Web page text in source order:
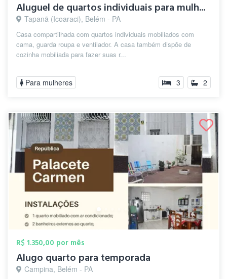
Aluguel de quartos individuais para mulh...
Tapanã (Icoaraci), Belém - PA
Casa compartilhada com quartos individuais mobiliados com
cama, guarda roupa e ventilador. A casa também dispõe de
cozinha mobiliada para fazer suas r...
Para mulheres 3 2
R$ 1.350,00 por mês
Alugo quarto para temporada
Campina, Belém - PA